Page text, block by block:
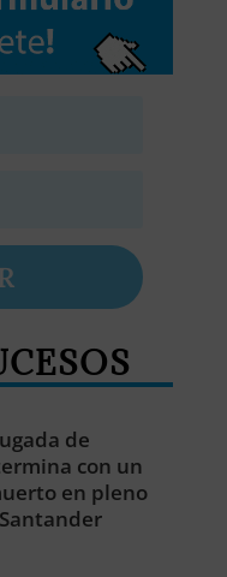
de
con un
en pleno